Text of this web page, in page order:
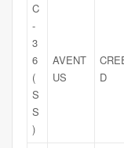
C
-
3
6
(
S
S
)
AVENT
US
D